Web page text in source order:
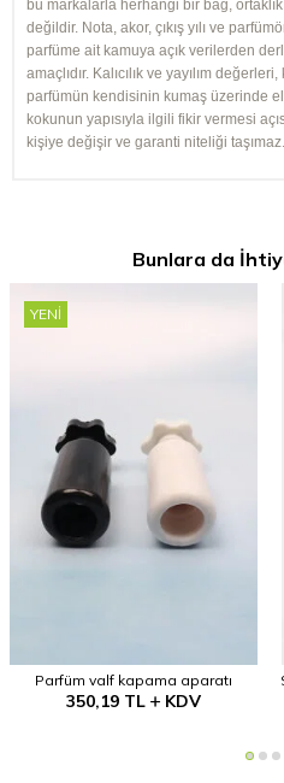
bu markalarla herhangi bir bağ,
değildir. Nota, akor, çıkış yılı ve
parfüme ait kamuya açık verilerden
amaçlıdır. Kalıcılık ve yayılım
parfümün kendisinin kumaş üzerinde
kokunun yapısıyla ilgili fikir vermesi
kişiye değişir ve garanti niteliği taşımaz.
Bunlara da
YENI
Parfüm valf kapama aparatı
350,19TL KDV